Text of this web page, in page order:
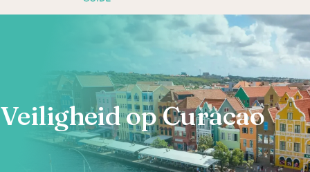
Veiligheid op Curacao